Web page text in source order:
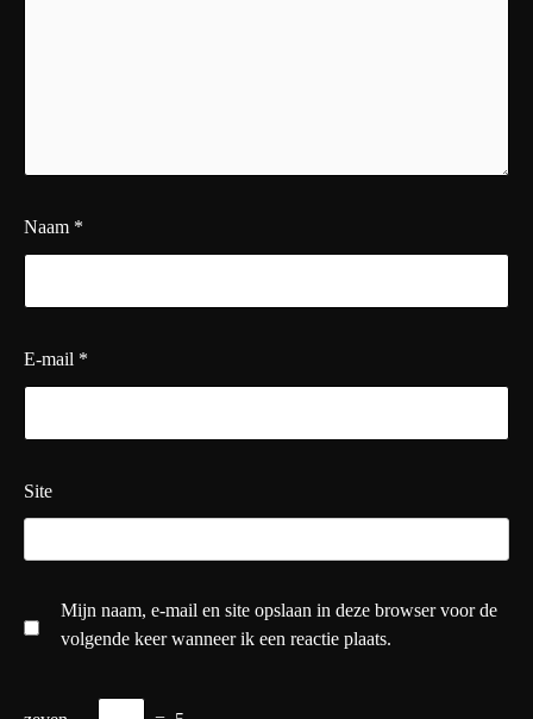
Naam *
E-mail *
Site
Mijn naam, e-mail en site opslaan in deze browser voor de
volgende keer wanneer ik een reactie plaats.